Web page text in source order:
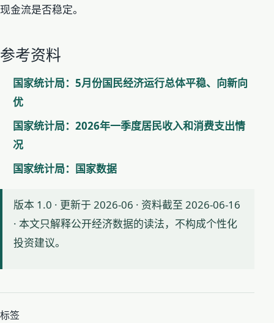
现金流是否稳定。
参考资料
国家统计局：5月份国民经济运行总体平稳、向新向
优
国家统计局：2026年一季度居民收入和消费支出情
况
国家统计局：国家数据
版本 1.0 · 更新于 2026-06 · 资料截至 2026-06-16
· 本文只解释公开经济数据的读法，不构成个性化
投资建议。
标签